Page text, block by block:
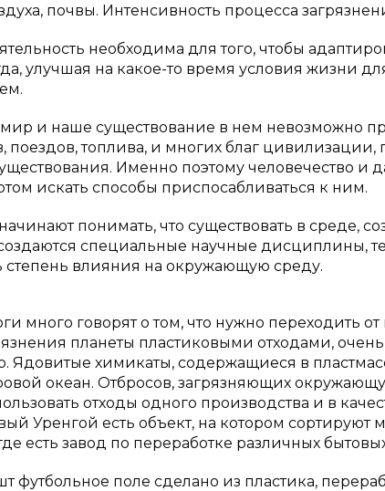
почвы. Интенсивность процесса
необходима для того, чтобы
улучшая на какое-то время условия жизни
и наше существование в нем невозможно
поездов, топлива, и многих благ цивилизации,
Именно поэтому человечество и
искать способы приспосабливаться к ним.
понимать, что существовать в среде,
специальные научные дисциплины,
влияния на окружающую среду.
много говорят о том, что нужно переходить
планеты пластиковыми отходами,
Ядовитые химикаты, содержащиеся в
океан. Отбросов, загрязняющих
отходы одного производства и в
Уренгой есть объект, на котором
есть завод по переработке различных
футбольное поле сделано из пластика,